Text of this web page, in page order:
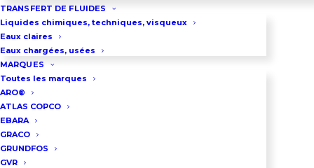
TRANSFERT DE FLUIDES
Liquides chimiques, techniques, visqueux
Eaux claires
Eaux chargées, usées
MARQUES
Toutes les marques
ARO®
ATLAS COPCO
EBARA
GRACO
GRUNDFOS
GVR
Pression maxi : 6 bar
Description du système
Installation de pompage bi-
pompes haute capacité optimisée
grands ensembles résidentiels,